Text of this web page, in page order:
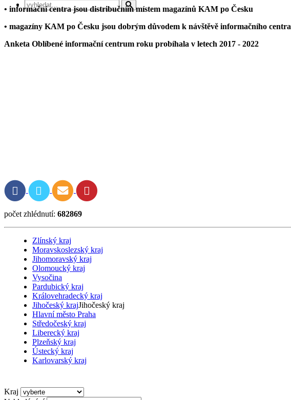
• informační centra jsou distribučním místem magazínů KAM po Česku
• magazíny KAM po Česku jsou dobrým důvodem k návštěvě informačního centra
Anketa Oblíbené informační centrum roku probíhala v letech 2017 - 2022
počet zhlédnutí: 682869
Zlínský kraj
Moravskoslezský kraj
Jihomoravský kraj
Olomoucký kraj
Vysočina
Pardubický kraj
Královehradecký kraj
Jihočeský krajJihočeský kraj
Hlavní město Praha
Středočeský kraj
Liberecký kraj
Plzeňský kraj
Ústecký kraj
Karlovarský kraj
Kraj